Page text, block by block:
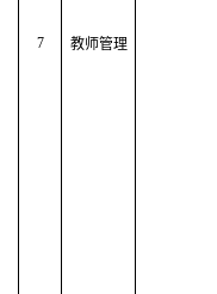
7 教师管理